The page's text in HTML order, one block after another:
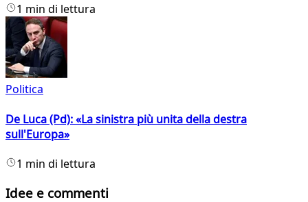
1 min di lettura
Politica
De Luca (Pd): «La sinistra più unita della destra
sull'Europa»
1 min di lettura
Idee e commenti